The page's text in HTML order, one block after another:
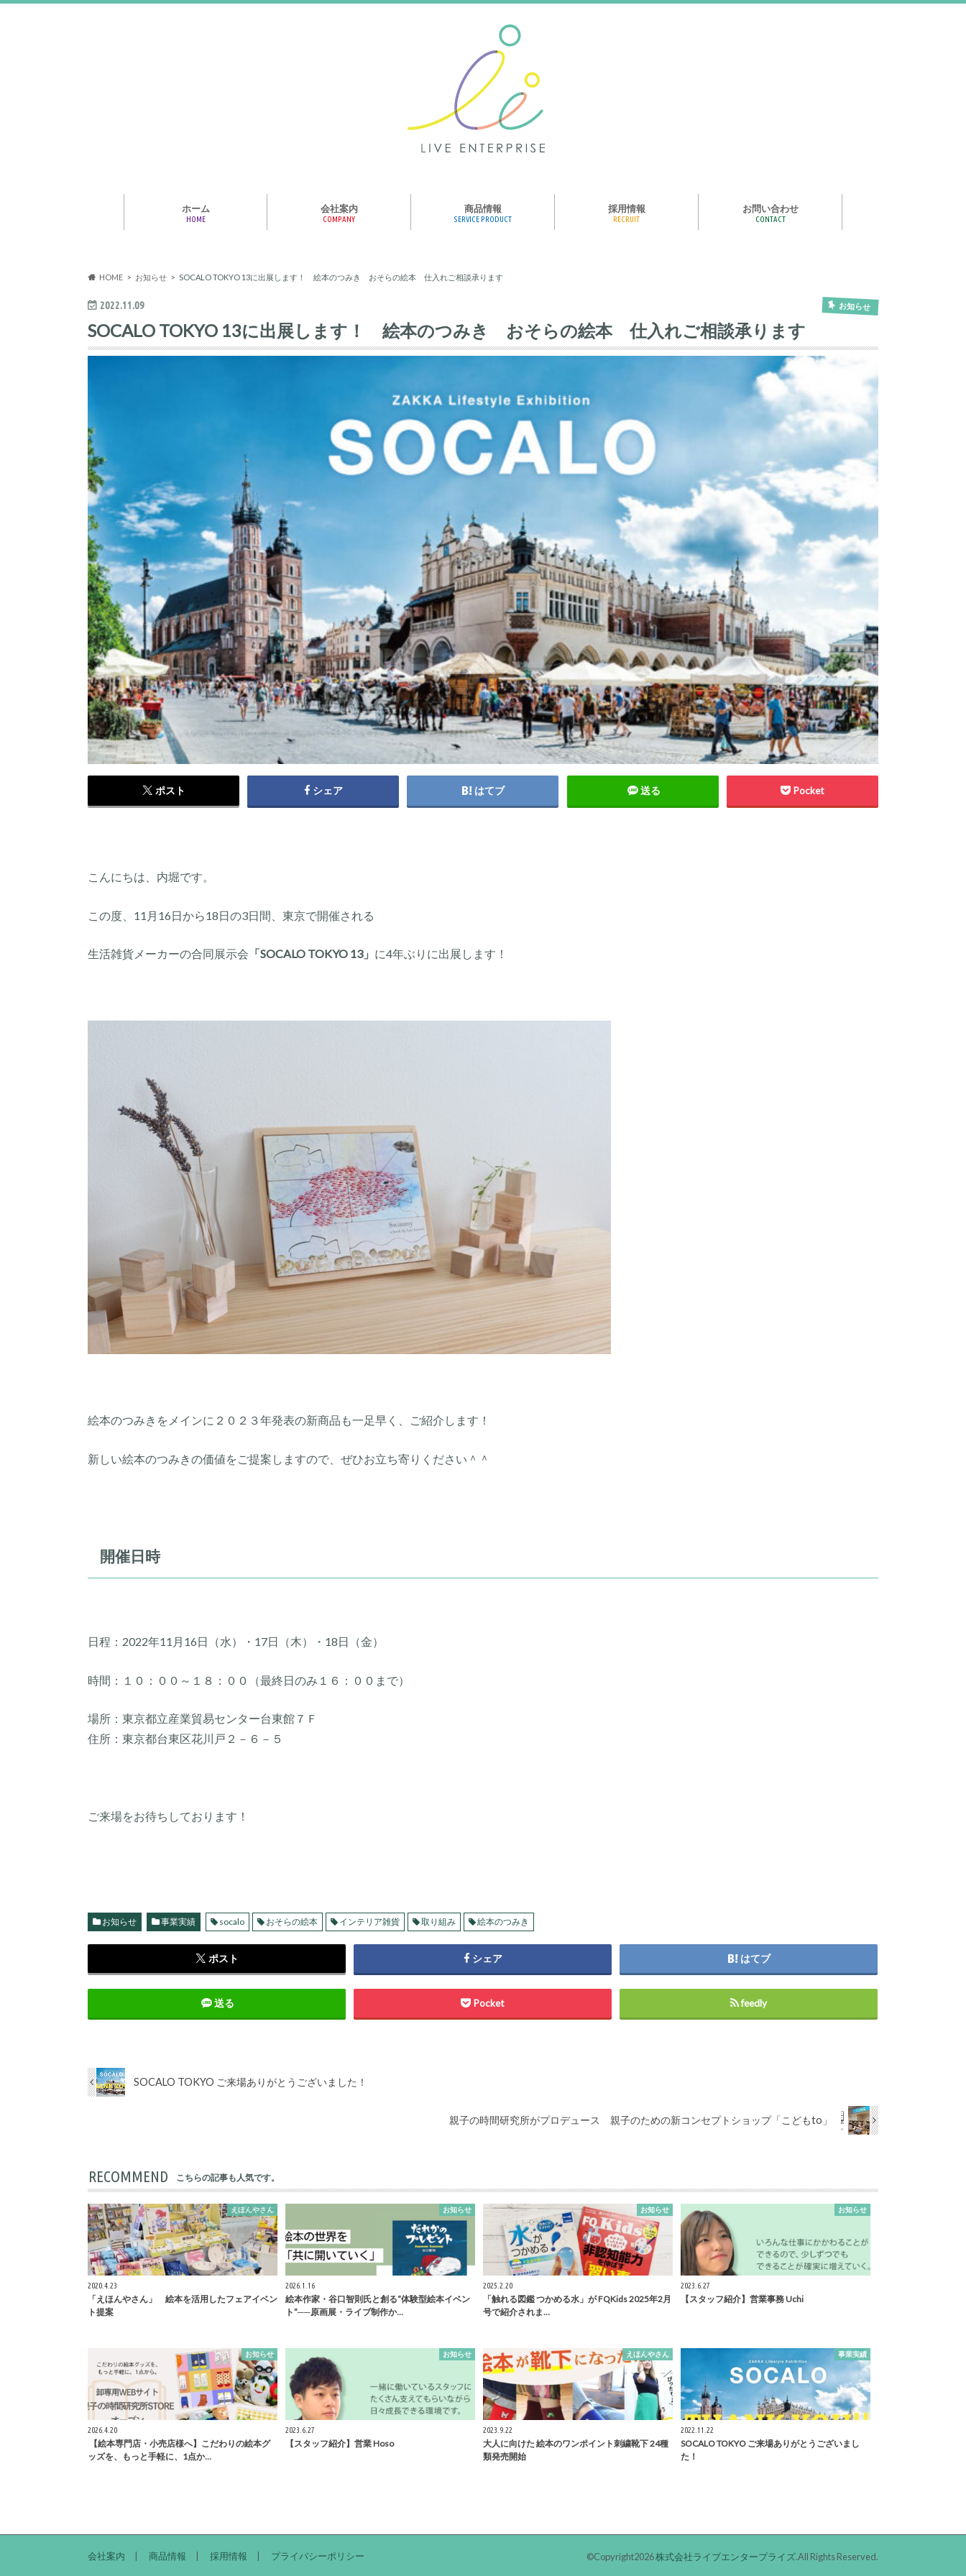
ホーム
HOME
会社案内
COMPANY
商品情報
SERVICE PRODUCT
採用情報
RECRUIT
お問い合わせ
CONTACT
HOME お知らせ SOCALO TOKYO 13に出展します！ 絵本のつみき おそらの絵本 仕入れご相談承ります
2022.11.09 お知らせ
SOCALO TOKYO 13に出展します！ 絵本のつみき おそらの絵本 仕入れご相談承ります
ポスト シェア はてブ 送る Pocket
こんにちは、内堀です。
この度、11月16日から18日の3日間、東京で開催される
生活雑貨メーカーの合同展示会 「SOCALO TOKYO 13」 に4年ぶりに出展します！
絵本のつみきをメインに２０２３年発表の新商品も一足早く、ご紹介します！
新しい絵本のつみきの価値をご提案しますので、ぜひお立ち寄りください＾＾
開催日時
日程：2022年11月16日（水）・17日（木）・18日（金）
時間：１０：００～１８：００（最終日のみ１６：００まで）
場所：東京都立産業貿易センター台東館７Ｆ
住所：東京都台東区花川戸２－６－５
ご来場をお待ちしております！
お知らせ 事業実績 socalo おそらの絵本 インテリア雑貨 取り組み 絵本のつみき
ポスト シェア はてブ
送る Pocket feedly
SOCALO TOKYO ご来場ありがとうございました！
親子の時間研究所がプロデュース 親子のための新コンセプトショップ「こどもto」
RECOMMEND こちらの記事も人気です。
えほんやさん
2020.4.23
「えほんやさん」 絵本を活用したフェアイベン
ト提案
お知らせ
2026.1.16
絵本作家・谷口智則氏と創る“体験型絵本イベン
ト”──原画展・ライブ制作か…
お知らせ
2025.2.20
「触れる図鑑 つかめる水」が FQKids 2025年2月
号で紹介されま…
お知らせ
2023.6.27
【スタッフ紹介】営業事務 Uchi
お知らせ
2026.4.20
【絵本専門店・小売店様へ】こだわりの絵本グ
ッズを、もっと手軽に、1点か…
お知らせ
2023.6.27
【スタッフ紹介】営業 Hoso
えほんやさん
2023.9.22
大人に向けた 絵本のワンポイント刺繍靴下 24種
類発売開始
事業実績
2022.11.22
SOCALO TOKYO ご来場ありがとうございまし
た！
会社案内 商品情報 採用情報 プライバシーポリシー ©Copyright2026株式会社ライブエンタープライズ.All Rights Reserved.